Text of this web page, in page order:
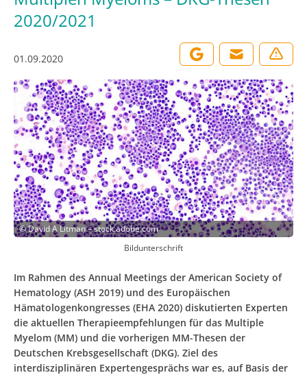
2020/2021
01.09.2020
©David A Litman – stock.adobe.com
Bildunterschrift
Im Rahmen des Annual Meetings der American Society of
Hematology (ASH 2019) und des Europäischen
Hämatologenkongresses (EHA 2020) diskutierten Experten
die aktuellen Therapieempfehlungen für das Multiple
Myelom (MM) und die vorherigen MM-Thesen der
Deutschen Krebsgesellschaft (DKG). Ziel des
interdisziplinären Expertengesprächs war es, auf Basis der